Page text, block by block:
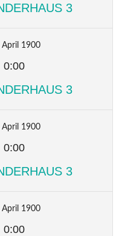
3
April 1900
0:00
3
April 1900
0:00
3
April 1900
0:00